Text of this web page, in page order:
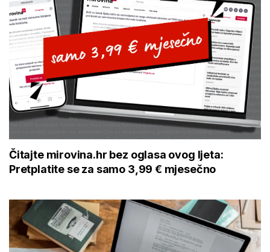
Čitajte mirovina.hr bez oglasa ovog ljeta:
Pretplatite se za samo 3,99 € mjesečno